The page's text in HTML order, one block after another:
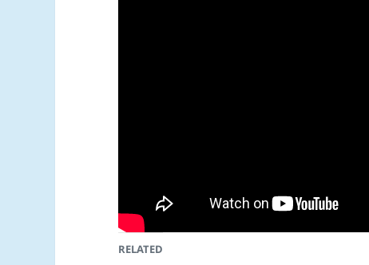
RELATED